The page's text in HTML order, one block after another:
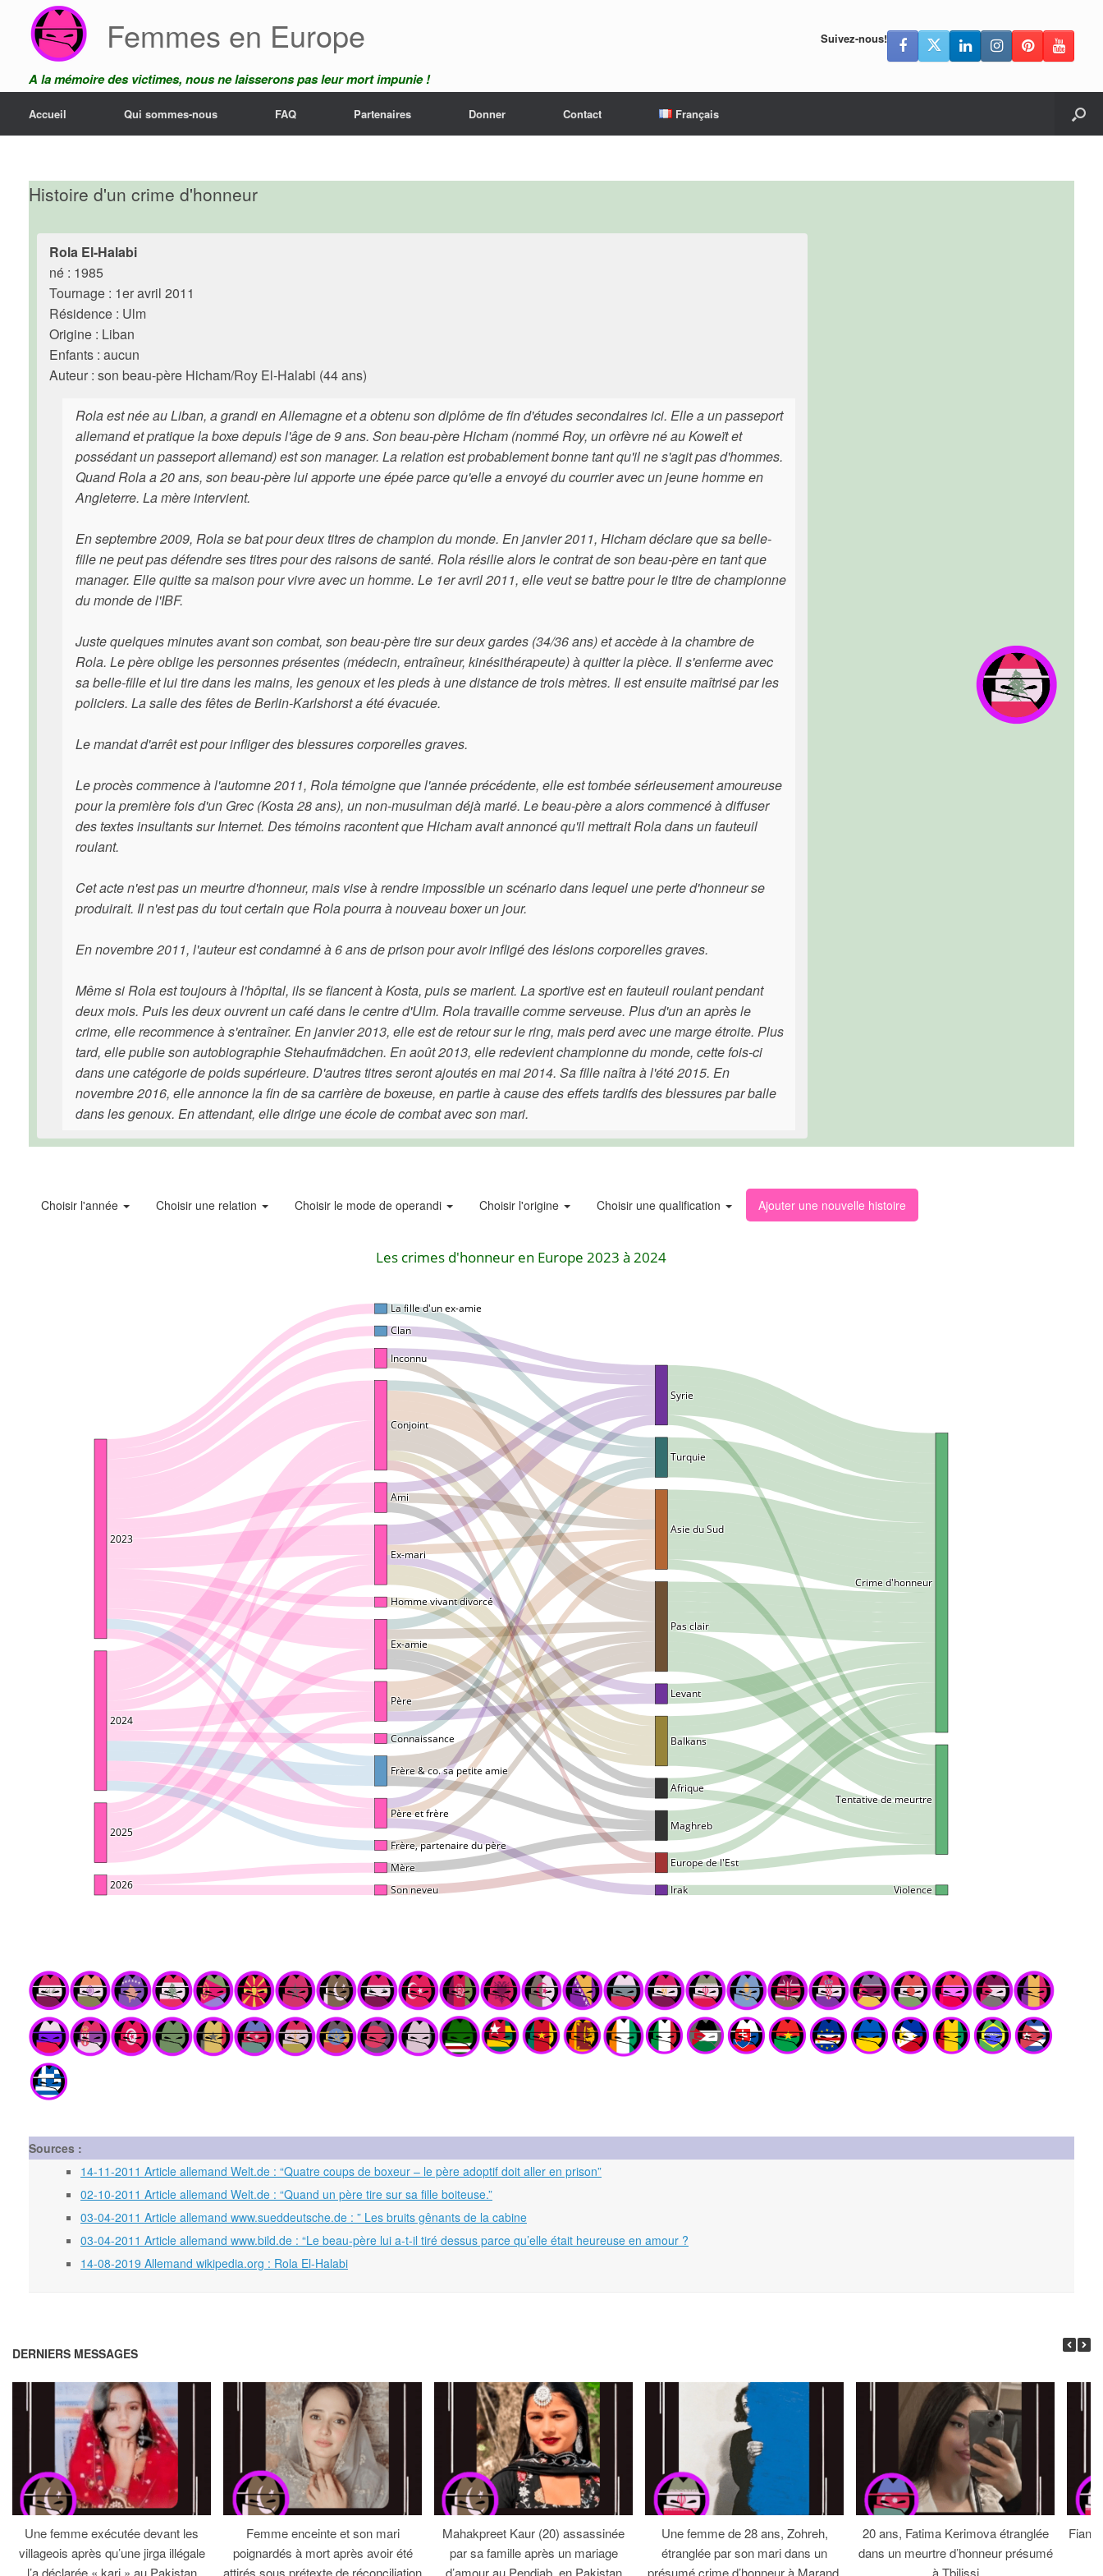
content
Femmes en Europe
A la mémoire des victimes, nous ne laisserons pas leur mort impunie !
Suivez-nous!
Accueil Qui sommes-nous FAQ Partenaires Donner Contact Français
Histoire d'un crime d'honneur
Rola El-Halabi
né : 1985
Tournage : 1er avril 2011
Résidence : Ulm
Origine : Liban
Enfants : aucun
Auteur : son beau-père Hicham/Roy El-Halabi (44 ans)
Rola est née au Liban, a grandi en Allemagne et a obtenu son diplôme de fin d'études secondaires ici. Elle a un passeport
allemand et pratique la boxe depuis l'âge de 9 ans. Son beau-père Hicham (nommé Roy, un orfèvre né au Koweït et
possédant un passeport allemand) est son manager. La relation est probablement bonne tant qu'il ne s'agit pas d'hommes.
Quand Rola a 20 ans, son beau-père lui apporte une épée parce qu'elle a envoyé du courrier avec un jeune homme en
Angleterre. La mère intervient.
En septembre 2009, Rola se bat pour deux titres de champion du monde. En janvier 2011, Hicham déclare que sa belle-
fille ne peut pas défendre ses titres pour des raisons de santé. Rola résilie alors le contrat de son beau-père en tant que
manager. Elle quitte sa maison pour vivre avec un homme. Le 1er avril 2011, elle veut se battre pour le titre de championne
du monde de l'IBF.
Juste quelques minutes avant son combat, son beau-père tire sur deux gardes (34/36 ans) et accède à la chambre de
Rola. Le père oblige les personnes présentes (médecin, entraîneur, kinésithérapeute) à quitter la pièce. Il s'enferme avec
sa belle-fille et lui tire dans les mains, les genoux et les pieds à une distance de trois mètres. Il est ensuite maîtrisé par les
policiers. La salle des fêtes de Berlin-Karlshorst a été évacuée.
Le mandat d'arrêt est pour infliger des blessures corporelles graves.
Le procès commence à l'automne 2011, Rola témoigne que l'année précédente, elle est tombée sérieusement amoureuse
pour la première fois d'un Grec (Kosta 28 ans), un non-musulman déjà marié. Le beau-père a alors commencé à diffuser
des textes insultants sur Internet. Des témoins racontent que Hicham avait annoncé qu'il mettrait Rola dans un fauteuil
roulant.
Cet acte n'est pas un meurtre d'honneur, mais vise à rendre impossible un scénario dans lequel une perte d'honneur se
produirait. Il n'est pas du tout certain que Rola pourra à nouveau boxer un jour.
En novembre 2011, l'auteur est condamné à 6 ans de prison pour avoir infligé des lésions corporelles graves.
Même si Rola est toujours à l'hôpital, ils se fiancent à Kosta, puis se marient. La sportive est en fauteuil roulant pendant
deux mois. Puis les deux ouvrent un café dans le centre d'Ulm. Rola travaille comme serveuse. Plus d'un an après le
crime, elle recommence à s'entraîner. En janvier 2013, elle est de retour sur le ring, mais perd avec une marge étroite. Plus
tard, elle publie son autobiographie Stehaufmädchen. En août 2013, elle redevient championne du monde, cette fois-ci
dans une catégorie de poids supérieure. D'autres titres seront ajoutés en mai 2014. Sa fille naîtra à l'été 2015. En
novembre 2016, elle annonce la fin de sa carrière de boxeuse, en partie à cause des effets tardifs des blessures par balle
dans les genoux. En attendant, elle dirige une école de combat avec son mari.
Sources :
14-11-2011 Article allemand Welt.de : “Quatre coups de boxeur – le père adoptif doit aller en prison”
02-10-2011 Article allemand Welt.de : “Quand un père tire sur sa fille boiteuse.”
03-04-2011 Article allemand www.sueddeutsche.de : ” Les bruits gênants de la cabine
03-04-2011 Article allemand www.bild.de : “Le beau-père lui a-t-il tiré dessus parce qu’elle était heureuse en amour ?
14-08-2019 Allemand wikipedia.org : Rola El-Halabi
DERNIERS MESSAGES
Une femme exécutée devant les
villageois après qu’une jirga illégale
l’a déclarée « kari » au Pakistan
Femme enceinte et son mari
poignardés à mort après avoir été
attirés sous prétexte de réconciliation
Mahakpreet Kaur (20) assassinée
par sa famille après un mariage
d’amour au Pendjab, en Pakistan
Une femme de 28 ans, Zohreh,
étranglée par son mari dans un
présumé crime d’honneur à Marand,
20 ans, Fatima Kerimova étranglée
dans un meurtre d’honneur présumé
à Tbilissi